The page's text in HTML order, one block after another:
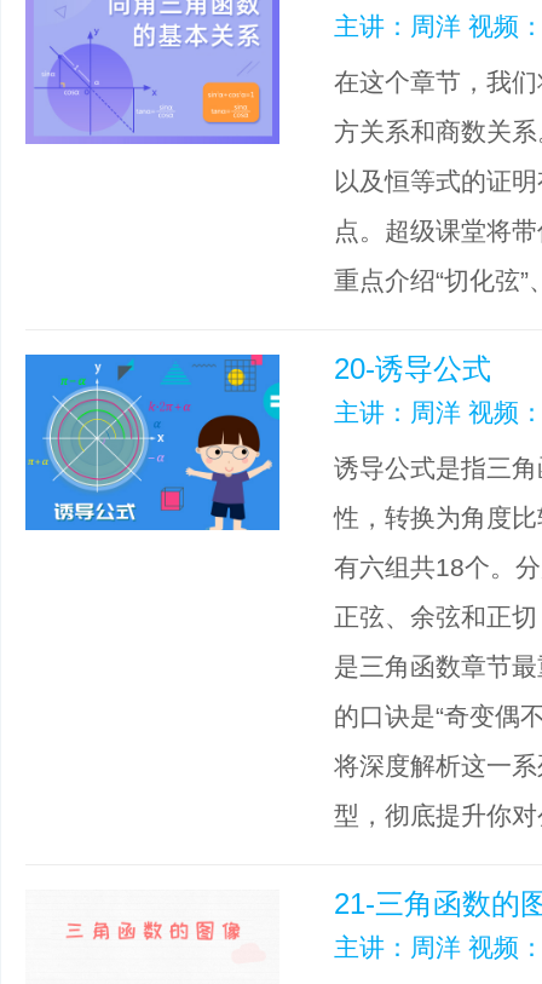
主讲：周洋 视频
在这个章节，我
方关系和商数关
以及恒等式的证
点。超级课堂将
重点介绍“切化弦”
20-诱导公式
主讲：周洋 视频
诱导公式是指三
性，转换为角度
有六组共18个。
正弦、余弦和正
是三角函数章节
的口诀是“奇变偶
将深度解析这一
型，彻底提升你
21-三角函数的
主讲：周洋 视频